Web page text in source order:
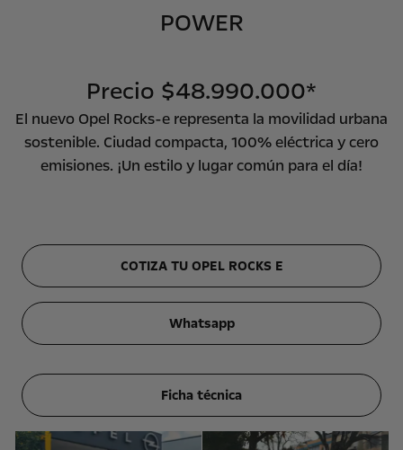
POWER
Precio $48.990.000*
El nuevo Opel Rocks-e representa la movilidad urbana
sostenible. Ciudad compacta, 100% eléctrica y cero
emisiones. ¡Un estilo y lugar común para el día!
COTIZA TU OPEL ROCKS E
Whatsapp
Ficha técnica